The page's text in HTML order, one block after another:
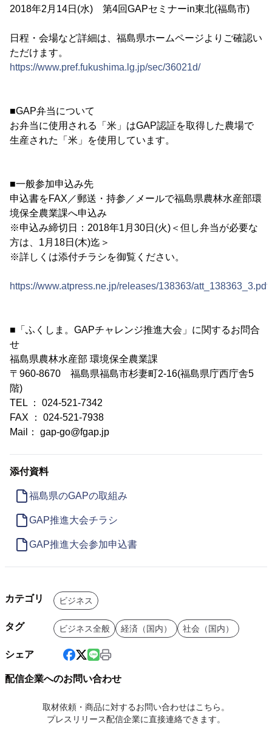
2018年2月14日(水) 第4回GAPセミナーin東北(福島市)
日程・会場など詳細は、福島県ホームページよりご確認い
ただけます。
https://www.pref.fukushima.lg.jp/sec/36021d/
■GAP弁当について
お弁当に使用される「米」はGAP認証を取得した農場で
生産された「米」を使用しています。
■一般参加申込み先
申込書をFAX／郵送・持参／メールで福島県農林水産部環
境保全農業課へ申込み
※申込み締切日：2018年1月30日(火)＜但し弁当が必要な
方は、1月18日(木)迄＞
※詳しくは添付チラシを御覧ください。
https://www.atpress.ne.jp/releases/138363/att_138363_3.pdf
■「ふくしま。GAPチャレンジ推進大会」に関するお問合
せ
福島県農林水産部 環境保全農業課
〒960-8670 福島県福島市杉妻町2-16(福島県庁西庁舎5
階)
TEL ： 024-521-7342
FAX ： 024-521-7938
Mail： gap-go@fgap.jp
添付資料
福島県のGAPの取組み
GAP推進大会チラシ
GAP推進大会参加申込書
カテゴリ ビジネス
タグ ビジネス全般 経済（国内） 社会（国内）
シェア
配信企業へのお問い合わせ
取材依頼・商品に対するお問い合わせはこちら。
プレスリリース配信企業に直接連絡できます。